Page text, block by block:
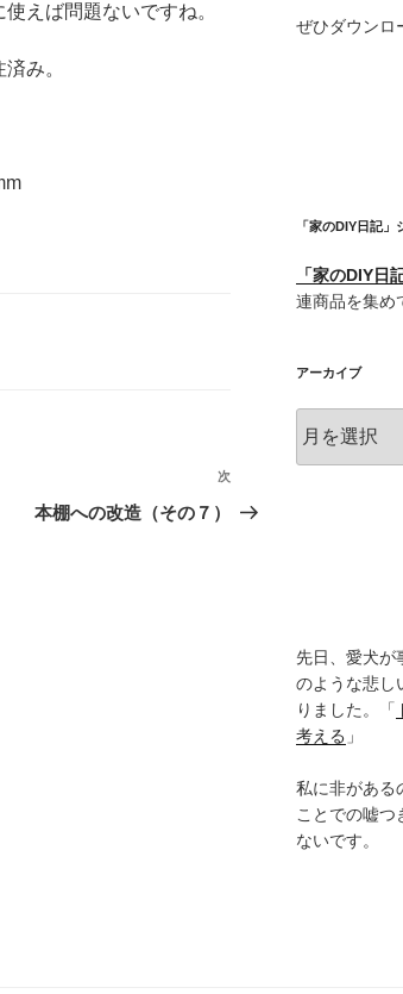
えば問題ないですね。
み。
次
の
次
本棚への改造（その７）
ぜひダウンロ
「家のDIY日記」
「家のDIY日
連商品を集め
アーカイブ
ー
先日、愛犬が
のような悲し
りました。「
考える 」
私に非がある
ことでの嘘つ
ないです。